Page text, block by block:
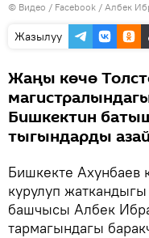
© Видео / Facebook / Албек
Жазылуу
Жаңы көчө
Бишкектин
тыгындарды
Бишкекте Ахунбаев
курулуп
башчысы Албек
тармагындагы